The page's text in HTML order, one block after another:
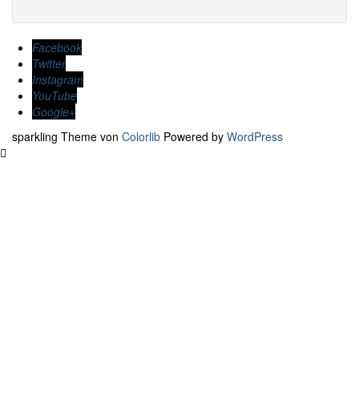
Facebook
Twitter
Instagram
YouTube
Google+
sparkling Theme von Colorlib Powered by WordPress